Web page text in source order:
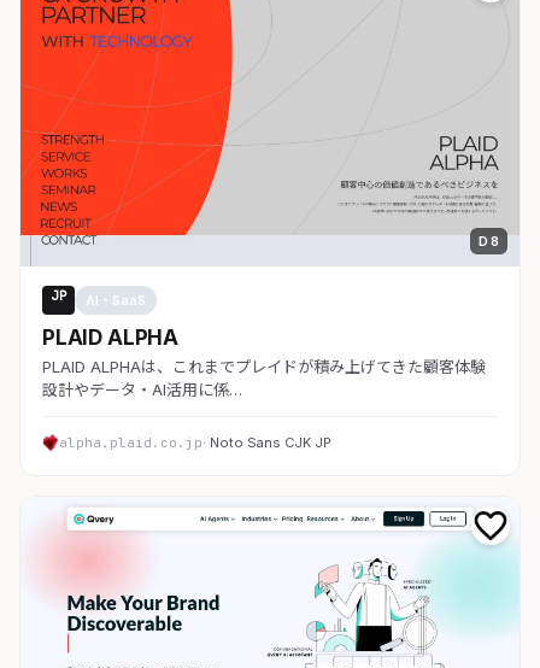
D 8
JP AI・SaaS
PLAID ALPHA
PLAID ALPHAは、これまでプレイドが積み上げてきた顧客体験
設計やデータ・AI活用に係…
alpha.plaid.co.jp· Noto Sans CJK JP